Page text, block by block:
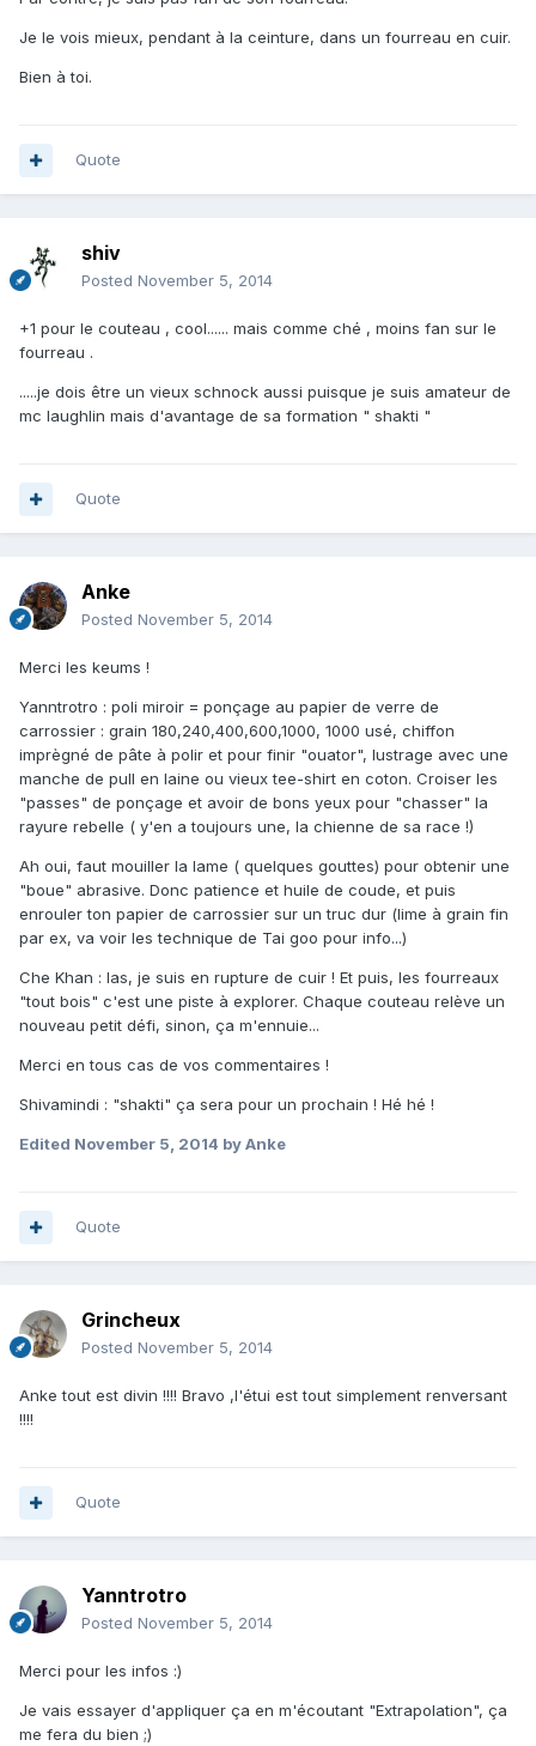
Je le vois mieux, pendant à la ceinture, dans un fourreau en cuir.
Bien à toi.
Quote
shiv
Posted November 5, 2014
+1 pour le couteau , cool...... mais comme ché , moins fan sur le
fourreau .
.....je dois être un vieux schnock aussi puisque je suis amateur de
mc laughlin mais d'avantage de sa formation " shakti "
Quote
Anke
Posted November 5, 2014
Merci les keums !
Yanntrotro : poli miroir = ponçage au papier de verre de
carrossier : grain 180,240,400,600,1000, 1000 usé, chiffon
imprègné de pâte à polir et pour finir "ouator", lustrage avec une
manche de pull en laine ou vieux tee-shirt en coton. Croiser les
"passes" de ponçage et avoir de bons yeux pour "chasser" la
rayure rebelle ( y'en a toujours une, la chienne de sa race !)
Ah oui, faut mouiller la lame ( quelques gouttes) pour obtenir une
"boue" abrasive. Donc patience et huile de coude, et puis
enrouler ton papier de carrossier sur un truc dur (lime à grain fin
par ex, va voir les technique de Tai goo pour info...)
Che Khan : las, je suis en rupture de cuir ! Et puis, les fourreaux
"tout bois" c'est une piste à explorer. Chaque couteau relève un
nouveau petit défi, sinon, ça m'ennuie...
Merci en tous cas de vos commentaires !
Shivamindi : "shakti" ça sera pour un prochain ! Hé hé !
Edited November 5, 2014 by Anke
Quote
Grincheux
Posted November 5, 2014
Anke tout est divin !!!! Bravo ,l'étui est tout simplement renversant
!!!!
Quote
Yanntrotro
Posted November 5, 2014
Merci pour les infos :)
Je vais essayer d'appliquer ça en m'écoutant "Extrapolation", ça
me fera du bien ;)